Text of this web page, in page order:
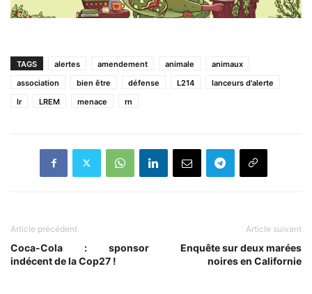
TAGS alertes amendement animale
animaux
association
bien être défense L214
lanceurs d'alerte
lr
LREM menace rn
Article précédent
Coca-Cola : sponsor
indécent de la Cop27 !
Article suivant
Enquête sur deux marées
noires en Californie